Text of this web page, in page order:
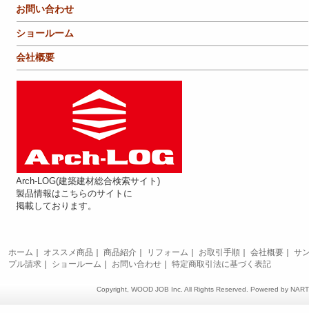
お問い合わせ
ショールーム
会社概要
Arch-LOG(建築建材総合検索サイト)
製品情報はこちらのサイトに
掲載しております。
ホーム オススメ商品 商品紹介｜ リフォーム お取引手順｜ 会社概要｜
サ
プル請求｜ ショールーム お問い合わせ｜ 特定商取引法に基づく表記
Copyright, WOOD JOB Inc. All Rights Reserved. Powered by